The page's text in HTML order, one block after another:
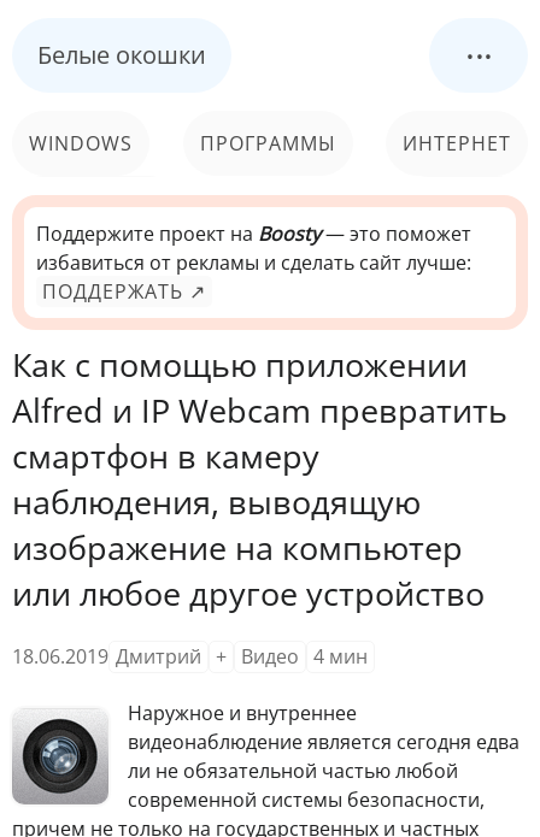
Белые окошки ...
WINDOWS ПРОГРАММЫ ИНТЕРНЕТ
КОМПЬЮТЕР
СИСТЕМА
Поддержите проект на Boosty— это поможет
избавиться от рекламы и сделать сайт лучше:
ПОДДЕРЖАТЬ ↗
Как с помощью приложении
Alfred и IP Webcam превратить
смартфон в камеру
наблюдения, выводящую
изображение на компьютер
или любое другое устройство
18.06.2019 Дмитрий + Видео 4 мин
Наружное и внутреннее
видеонаблюдение является сегодня едва
ли не обязательной частью любой
современной системы безопасности,
причем не только на государственных и частных